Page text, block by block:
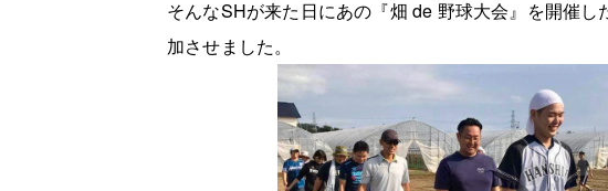
そんなSHが来た日にあの『畑 de 野球大会』を開催
加させました。